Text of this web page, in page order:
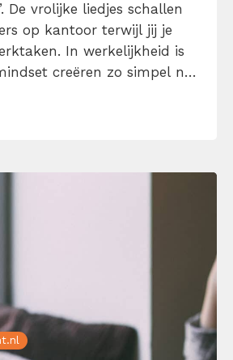
De vrolijke liedjes schallen
op kantoor terwijl jij je
In werkelijkheid is
creëren zo simpel nog
druk bent en gek wordt